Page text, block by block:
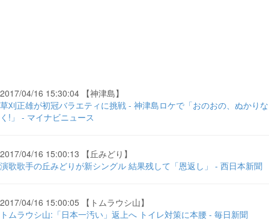
2017/04/16 15:30:04 【神津島】
草刈正雄が初冠バラエティに挑戦 - 神津島ロケで「おのおの、ぬかりな
く!」 - マイナビニュース
2017/04/16 15:00:13 【丘みどり】
演歌歌手の丘みどりが新シングル 結果残して「恩返し」 - 西日本新聞
2017/04/16 15:00:05 【トムラウシ山】
トムラウシ山:「日本一汚い」返上へ トイレ対策に本腰 - 毎日新聞